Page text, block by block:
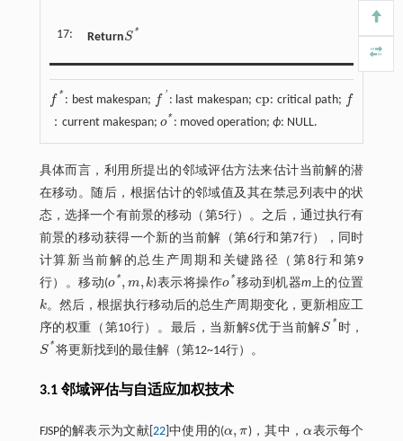
17: ReturnS *
S*
f *
f* : best makespan; f '
f' : last makespan; cp
cp : critical path; f
f
：current makespan; o *
o* : moved operation;ϕ: NULL.
具体而言，利用所提出的邻域评估方法来估计当前解的潜
在移动。随后，根据估计的邻域值及其在禁忌列表中的状
态，选择一个有前景的移动（第5行）。之后，通过执行有
前景的移动获得一个新的当前解（第6行和第7行），同时
计算新当前解的总生产周期和关键路径（第8行和第9
行）。移动(o * , m,k
o* ,m,k )表示将操作o *
o* 移动到机器m上的位置
k
k。然后，根据执行移动后的总生产周期变化，更新相应工
序的权重（第10行）。最后，当新解S优于当前解S *
S* 时，
S *
S* 将更新找到的最佳解（第12~14行）。
3.1 邻域评估与自适应加权技术
FJSP的解表示为文献[ 22]中使用的(α, π
α,π )，其中，α
α表示每个